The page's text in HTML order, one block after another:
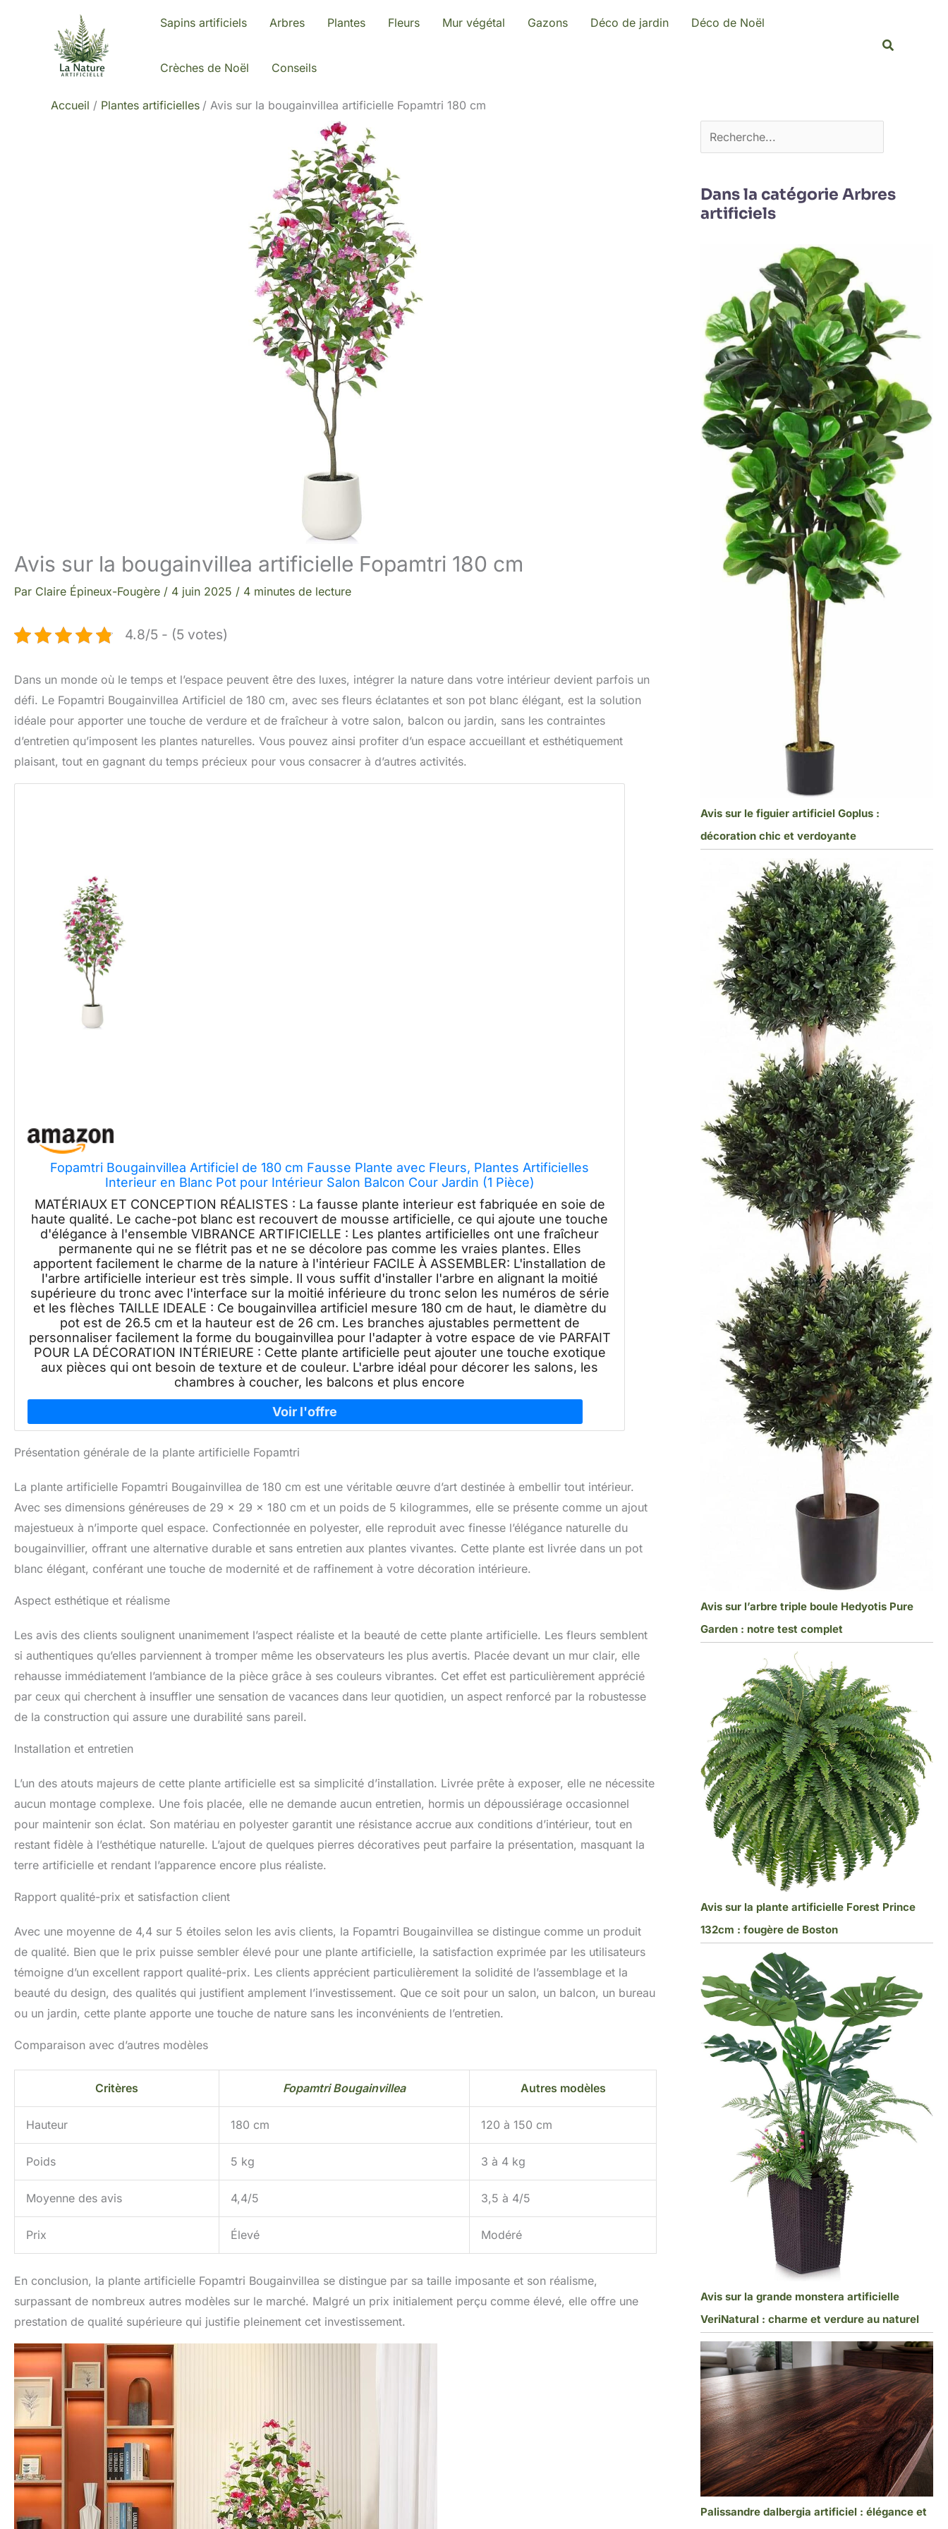
Sapins artificiels Arbres Plantes Fleurs Mur végétal Gazons Déco de jardin Déco de Noël
Crèches de Noël Conseils
Accueil Plantes artificielles Avis sur la bougainvillea artificielle Fopamtri 180 cm
Avis sur la bougainvillea artificielle Fopamtri 180 cm
Par Claire Épineux-Fougère / 4 juin 2025 / 4 minutes de lecture
4.8/5 - (5 votes)
Dans un monde où le temps et l’espace peuvent être des luxes, intégrer la nature dans votre intérieur devient parfois un
défi. Le Fopamtri Bougainvillea Artificiel de 180 cm, avec ses fleurs éclatantes et son pot blanc élégant, est la solution
idéale pour apporter une touche de verdure et de fraîcheur à votre salon, balcon ou jardin, sans les contraintes
d’entretien qu’imposent les plantes naturelles. Vous pouvez ainsi profiter d’un espace accueillant et esthétiquement
plaisant, tout en gagnant du temps précieux pour vous consacrer à d’autres activités.
Fopamtri Bougainvillea Artificiel de 180 cm Fausse Plante avec Fleurs, Plantes Artificielles
Interieur en Blanc Pot pour Intérieur Salon Balcon Cour Jardin (1 Pièce)
MATÉRIAUX ET CONCEPTION RÉALISTES : La fausse plante interieur est fabriquée en soie de
haute qualité. Le cache-pot blanc est recouvert de mousse artificielle, ce qui ajoute une touche
d'élégance à l'ensemble VIBRANCE ARTIFICIELLE : Les plantes artificielles ont une fraîcheur
permanente qui ne se flétrit pas et ne se décolore pas comme les vraies plantes. Elles
apportent facilement le charme de la nature à l'intérieur FACILE À ASSEMBLER: L'installation de
l'arbre artificielle interieur est très simple. Il vous suffit d'installer l'arbre en alignant la moitié
supérieure du tronc avec l'interface sur la moitié inférieure du tronc selon les numéros de série
et les flèches TAILLE IDEALE : Ce bougainvillea artificiel mesure 180 cm de haut, le diamètre du
pot est de 26.5 cm et la hauteur est de 26 cm. Les branches ajustables permettent de
personnaliser facilement la forme du bougainvillea pour l'adapter à votre espace de vie PARFAIT
POUR LA DÉCORATION INTÉRIEURE : Cette plante artificielle peut ajouter une touche exotique
aux pièces qui ont besoin de texture et de couleur. L'arbre idéal pour décorer les salons, les
chambres à coucher, les balcons et plus encore
Présentation générale de la plante artificielle Fopamtri
La plante artificielle Fopamtri Bougainvillea de 180 cm est une véritable œuvre d’art destinée à embellir tout intérieur.
Avec ses dimensions généreuses de 29 x 29 x 180 cm et un poids de 5 kilogrammes, elle se présente comme un ajout
majestueux à n’importe quel espace. Confectionnée en polyester, elle reproduit avec finesse l’élégance naturelle du
bougainvillier, offrant une alternative durable et sans entretien aux plantes vivantes. Cette plante est livrée dans un pot
blanc élégant, conférant une touche de modernité et de raffinement à votre décoration intérieure.
Aspect esthétique et réalisme
Les avis des clients soulignent unanimement l’aspect réaliste et la beauté de cette plante artificielle. Les fleurs semblent
si authentiques qu’elles parviennent à tromper même les observateurs les plus avertis. Placée devant un mur clair, elle
rehausse immédiatement l’ambiance de la pièce grâce à ses couleurs vibrantes. Cet effet est particulièrement apprécié
par ceux qui cherchent à insuffler une sensation de vacances dans leur quotidien, un aspect renforcé par la robustesse
de la construction qui assure une durabilité sans pareil.
Installation et entretien
L’un des atouts majeurs de cette plante artificielle est sa simplicité d’installation. Livrée prête à exposer, elle ne nécessite
aucun montage complexe. Une fois placée, elle ne demande aucun entretien, hormis un dépoussiérage occasionnel
pour maintenir son éclat. Son matériau en polyester garantit une résistance accrue aux conditions d’intérieur, tout en
restant fidèle à l’esthétique naturelle. L’ajout de quelques pierres décoratives peut parfaire la présentation, masquant la
terre artificielle et rendant l’apparence encore plus réaliste.
Rapport qualité-prix et satisfaction client
Avec une moyenne de 4,4 sur 5 étoiles selon les avis clients, la Fopamtri Bougainvillea se distingue comme un produit
de qualité. Bien que le prix puisse sembler élevé pour une plante artificielle, la satisfaction exprimée par les utilisateurs
témoigne d’un excellent rapport qualité-prix. Les clients apprécient particulièrement la solidité de l’assemblage et la
beauté du design, des qualités qui justifient amplement l’investissement. Que ce soit pour un salon, un balcon, un bureau
ou un jardin, cette plante apporte une touche de nature sans les inconvénients de l’entretien.
Comparaison avec d’autres modèles
Critères Fopamtri Bougainvillea Autres modèles
Hauteur 180 cm 120 à 150 cm
Poids 5 kg 3 à 4 kg
Moyenne des avis 4,4/5 3,5 à 4/5
Prix Élevé Modéré
En conclusion, la plante artificielle Fopamtri Bougainvillea se distingue par sa taille imposante et son réalisme,
surpassant de nombreux autres modèles sur le marché. Malgré un prix initialement perçu comme élevé, elle offre une
prestation de qualité supérieure qui justifie pleinement cet investissement.
r
e
r
Dans la catégorie Arbres
artificiels
Avis sur le figuier artificiel Goplus :
décoration chic et verdoyante
Avis sur l’arbre triple boule Hedyotis Pure
Garden : notre test complet
Avis sur la plante artificielle Forest Prince
132cm : fougère de Boston
Avis sur la grande monstera artificielle
VeriNatural : charme et verdure au naturel
Palissandre dalbergia artificiel : élégance et